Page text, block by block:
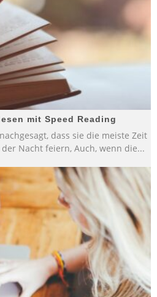
mit Speed Reading
dass sie die meiste Zeit
Nacht feiern, Auch, wenn die...